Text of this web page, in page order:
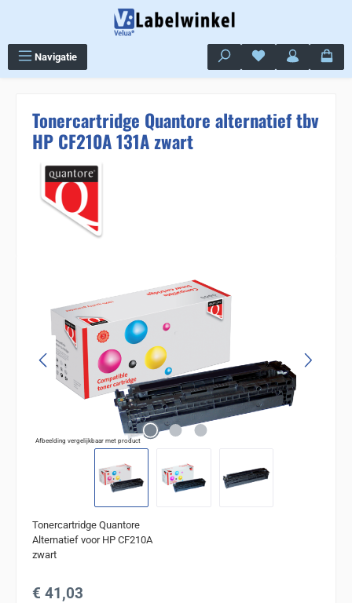
Navigatie Je hebt 0 items op
Tonercartridge Quantore alternatief tbv
HP CF210A 131A zwart
Afbeelding vergelijkbaar met product
Tonercartridge Quantore
Alternatief voor HP CF210A
zwart
Normale prijs:
€ 41,03